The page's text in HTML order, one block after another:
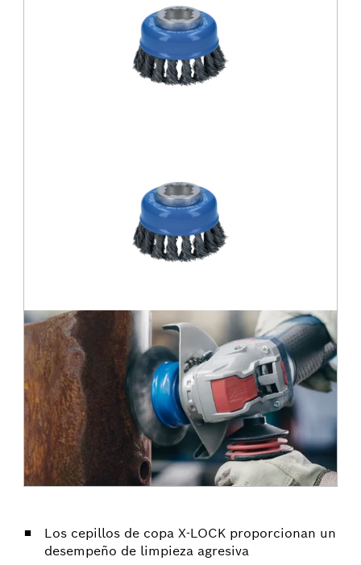
Los cepillos de copa X-LOCK proporcionan un
desempeño de limpieza agresiva